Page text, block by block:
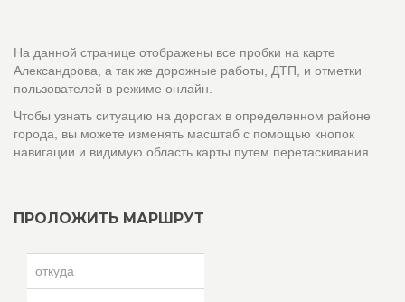
На данной странице отображены все пробки на карте
Александрова, а так же дорожные работы, ДТП, и отметки
пользователей в режиме онлайн.
Чтобы узнать ситуацию на дорогах в определенном районе
города, вы можете изменять масштаб с помощью кнопок
навигации и видимую область карты путем перетаскивания.
ПРОЛОЖИТЬ МАРШРУТ